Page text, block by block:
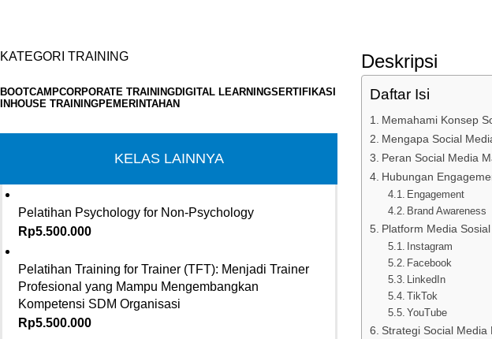
KATEGORI TRAINING
BOOTCAMPCORPORATE TRAININGDIGITAL LEARNINGSERTIFIKASI
INHOUSE TRAININGPEMERINTAHAN
KELAS LAINNYA
Pelatihan Psychology for Non-Psychology
Rp5.500.000
Pelatihan Training for Trainer (TFT): Menjadi Trainer
Profesional yang Mampu Mengembangkan
Kompetensi SDM Organisasi
Rp5.500.000
Deskripsi
Daftar Isi
Memahami Konsep
Mengapa Social
Peran Social Media
Hubungan
Engagement
Brand Awareness
Platform Media
Instagram
Facebook
LinkedIn
TikTok
YouTube
Strategi Social